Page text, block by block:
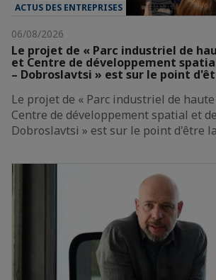
ACTUS DES ENTREPRISES
06/08/2026
Le projet de « Parc industriel de
et Centre de développement
– Dobroslavtsi » est sur le point
Le projet de « Parc industriel de
Centre de développement spatial et
Dobroslavtsi » est sur le point d'être